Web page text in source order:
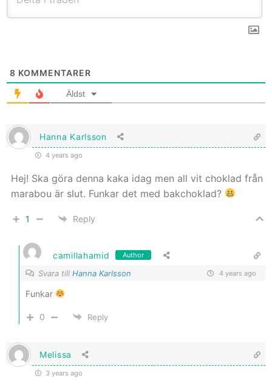
8 KOMMENTARER
Äldst
Hanna Karlsson
4 years ago
Hej! Ska göra denna kaka idag men all vit choklad från
marabou är slut. Funkar det med bakchoklad?
1 Reply
camillahamid Author
Svara till Hanna Karlsson 4 years ago
Funkar
0 Reply
Melissa
3 years ago